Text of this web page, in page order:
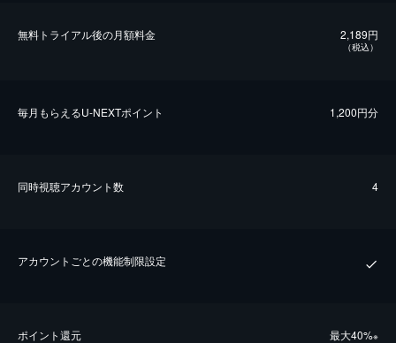
無料トライアル後の⽉額料金 2,189円
（税込）
毎⽉もらえるU-NEXTポイント 1,200円分
同時視聴アカウント数 4
アカウントごとの機能制限設定
ポイント還元 最⼤40%※